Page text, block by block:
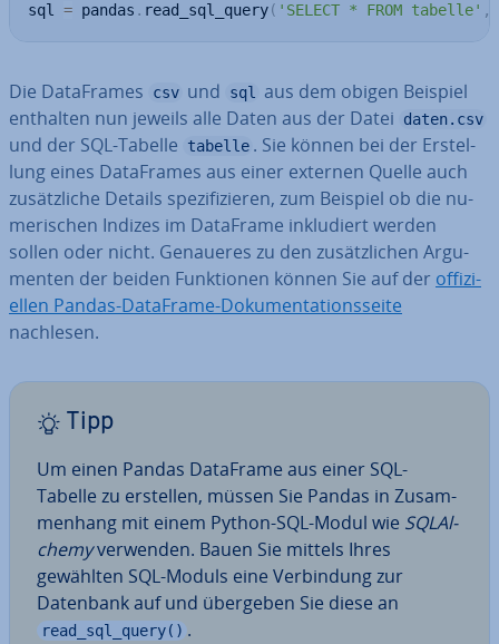
sql = pandas . read_sql_query( 'SELECT * FROM tabelle' ,
Die Da­ta­Frames csv und sql
aus dem obigen Beispiel
enthalten nun jeweils alle Daten aus der Datei
daten.csv
und der SQL-Tabelle tabelle . Sie können bei der Er­stel­
lung eines Da­ta­Frames aus einer externen Quelle auch
zu­sätz­li­che Details spe­zi­fi­zie­ren, zum Beispiel ob die nu­
me­ri­schen Indizes im DataFrame in­klu­diert werden
sollen oder nicht. Genaueres zu den zu­sätz­li­chen Ar­gu­
men­ten der beiden Funk­tio­nen können Sie auf der of­fi­zi­
el­len Pandas-DataFrame-Do­ku­men­ta­ti­ons­sei­te
nachlesen.
Tipp
Um einen Pandas DataFrame aus einer SQL-
Tabelle zu erstellen, müssen Sie Pandas in Zu­sam­
men­hang mit einem Python-SQL-Modul wie SQL­Al­
che­myverwenden. Bauen Sie mittels Ihres
gewählten SQL-Moduls eine Ver­bin­dung zur
Datenbank auf und übergeben Sie diese an
read_sql_query() .